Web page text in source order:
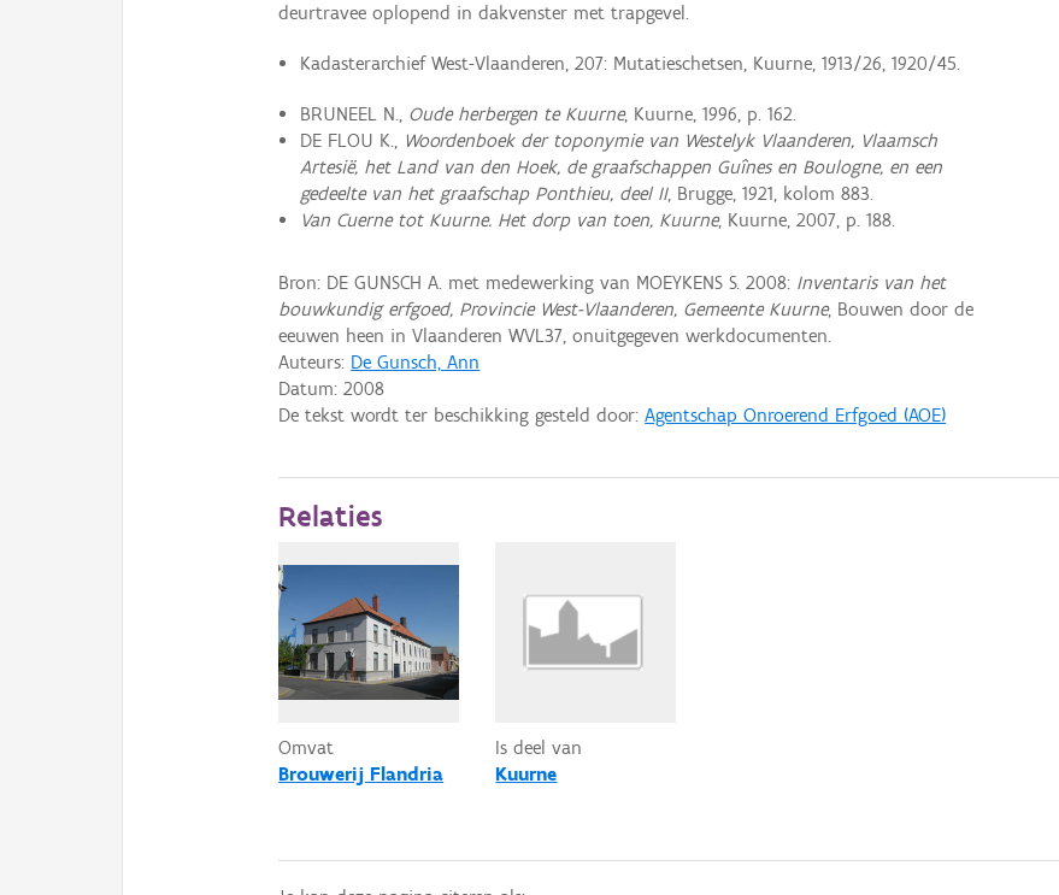
deurtravee oplopend in dakvenster met trapgevel.
Kadasterarchief West-Vlaanderen, 207: Mutatieschetsen, Kuurne, 1913/26, 1920/45.
BRUNEEL N., Oude herbergen te Kuurne, Kuurne, 1996, p. 162.
DE FLOU K., Woordenboek der toponymie van Westelyk Vlaanderen, Vlaamsch
Artesië, het Land van den Hoek, de graafschappen Guînes en Boulogne, en een
gedeelte van het graafschap Ponthieu, deel II, Brugge, 1921, kolom 883.
Van Cuerne tot Kuurne. Het dorp van toen, Kuurne, Kuurne, 2007, p. 188.
Bron: DE GUNSCH A. met medewerking van MOEYKENS S. 2008: Inventaris van het
bouwkundig erfgoed, Provincie West-Vlaanderen, Gemeente Kuurne, Bouwen door de
eeuwen heen in Vlaanderen WVL37, onuitgegeven werkdocumenten.
Auteurs: De Gunsch, Ann
Datum:2008
De tekst wordt ter beschikking gesteld door:Agentschap Onroerend Erfgoed (AOE)
Relaties
Omvat
Brouwerij Flandria
Is deel van
Kuurne